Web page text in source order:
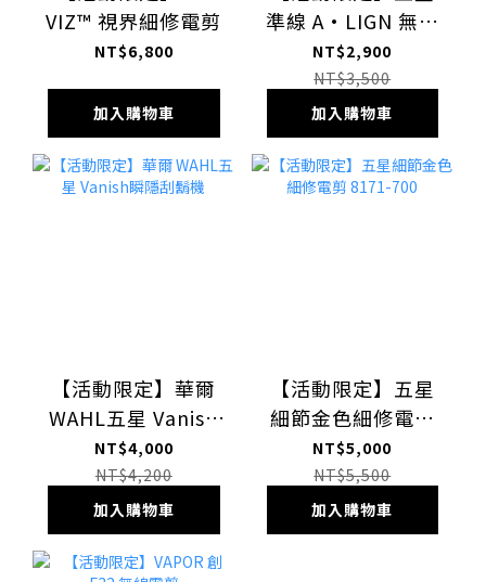
VIZ™ 視界細修電剪
NT$6,800
加入購物車
準線 A•LIGN 無線
細修電剪
NT$2,900
NT$3,500
加入購物車
【活動限定】華爾
WAHL五星 Vanish
瞬隱刮鬍機
NT$4,000
NT$4,200
加入購物車
【活動限定】五星
細節金色細修電剪
8171-700
NT$5,000
NT$5,500
加入購物車